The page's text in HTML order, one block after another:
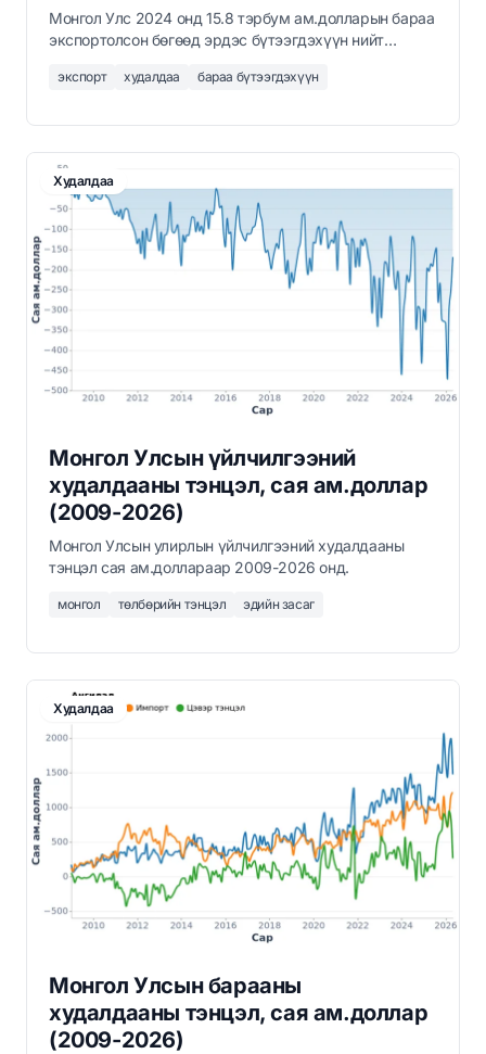
Монгол Улс 2024 онд 15.8 тэрбум ам.долларын бараа
экспортолсон бөгөөд эрдэс бүтээгдэхүүн нийт
экспорт худалдаа бараа бүтээгдэхүүн
Худалдаа
Монгол Улсын үйлчилгээний
худалдааны тэнцэл, сая ам.доллар
(2009-2026)
Монгол Улсын улирлын үйлчилгээний худалдааны
тэнцэл сая ам.доллараар 2009-2026 онд.
монгол төлбөрийн тэнцэл эдийн засаг
Худалдаа
Монгол Улсын барааны
худалдааны тэнцэл, сая ам.доллар
(2009-2026)